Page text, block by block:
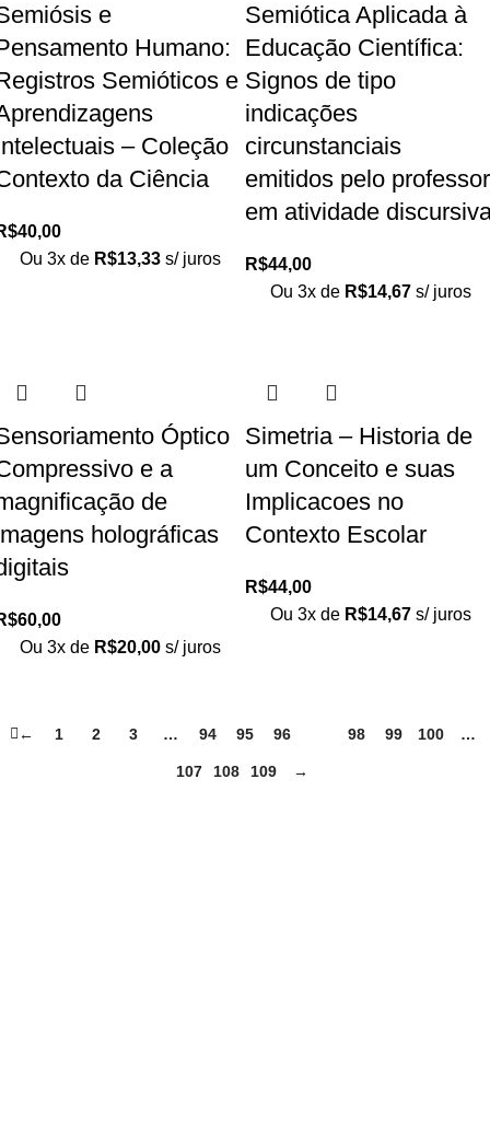
e
Humano:
Semióticos e
– Coleção
da Ciência
40,00
Ou 3x de R$13,33 s/ juros
Semiótica Aplicada à
Educação Científica:
Signos de tipo
indicações
circunstanciais
emitidos pelo professor
em atividade
R$44,00
Ou 3x de R$14,67 s/ juros
Óptico
e a
de
holográficas
60,00
Ou 3x de R$20,00 s/ juros
Simetria – Historia de
um Conceito e suas
Implicacoes no
Contexto Escolar
R$44,00
Ou 3x de R$14,67 s/ juros
← 1 2 3 … 94 95 96 98 99 100 …
107 108 109 →